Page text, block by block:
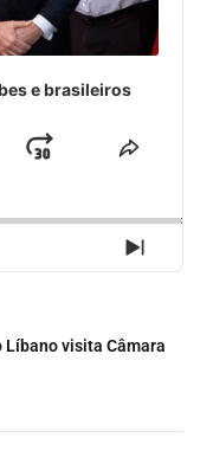
e brasileiros
JUMP
NEXT
Líbano visita Câmara